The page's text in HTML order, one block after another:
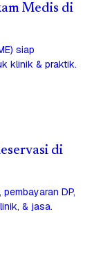
Medis di
siap
klinik & praktik.
di
DP,
& jasa.